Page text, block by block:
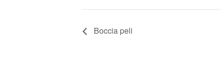
Boccia peli